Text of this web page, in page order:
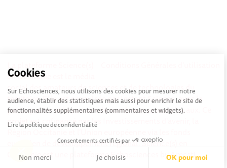
Cookies
Sur Echosciences, nous utilisons des cookies pour mesurer notre
audience, établir des statistiques mais aussi pour enrichir le site de
fonctionnalités supplémentaires (commentaires et widgets).
Lire la politique de confidentialité
Consentements certifiés par
Non merci Je choisis OK pour moi
La plateforme Science(s)
en Occitanie est le média
social des amateurs de sciences et de technologies du
territoire. Elle est propulsée par Instant Science, avec la
participation et le soutien de nombreux acteurs locaux. Ce
projet est cofinancé par les Investissements d'avenir, la
Région Occitanie et l’Union européenne via les fonds
européen de développement régional. Science(s) en
Occitanie est une plateforme Echosciences by Amcsti.